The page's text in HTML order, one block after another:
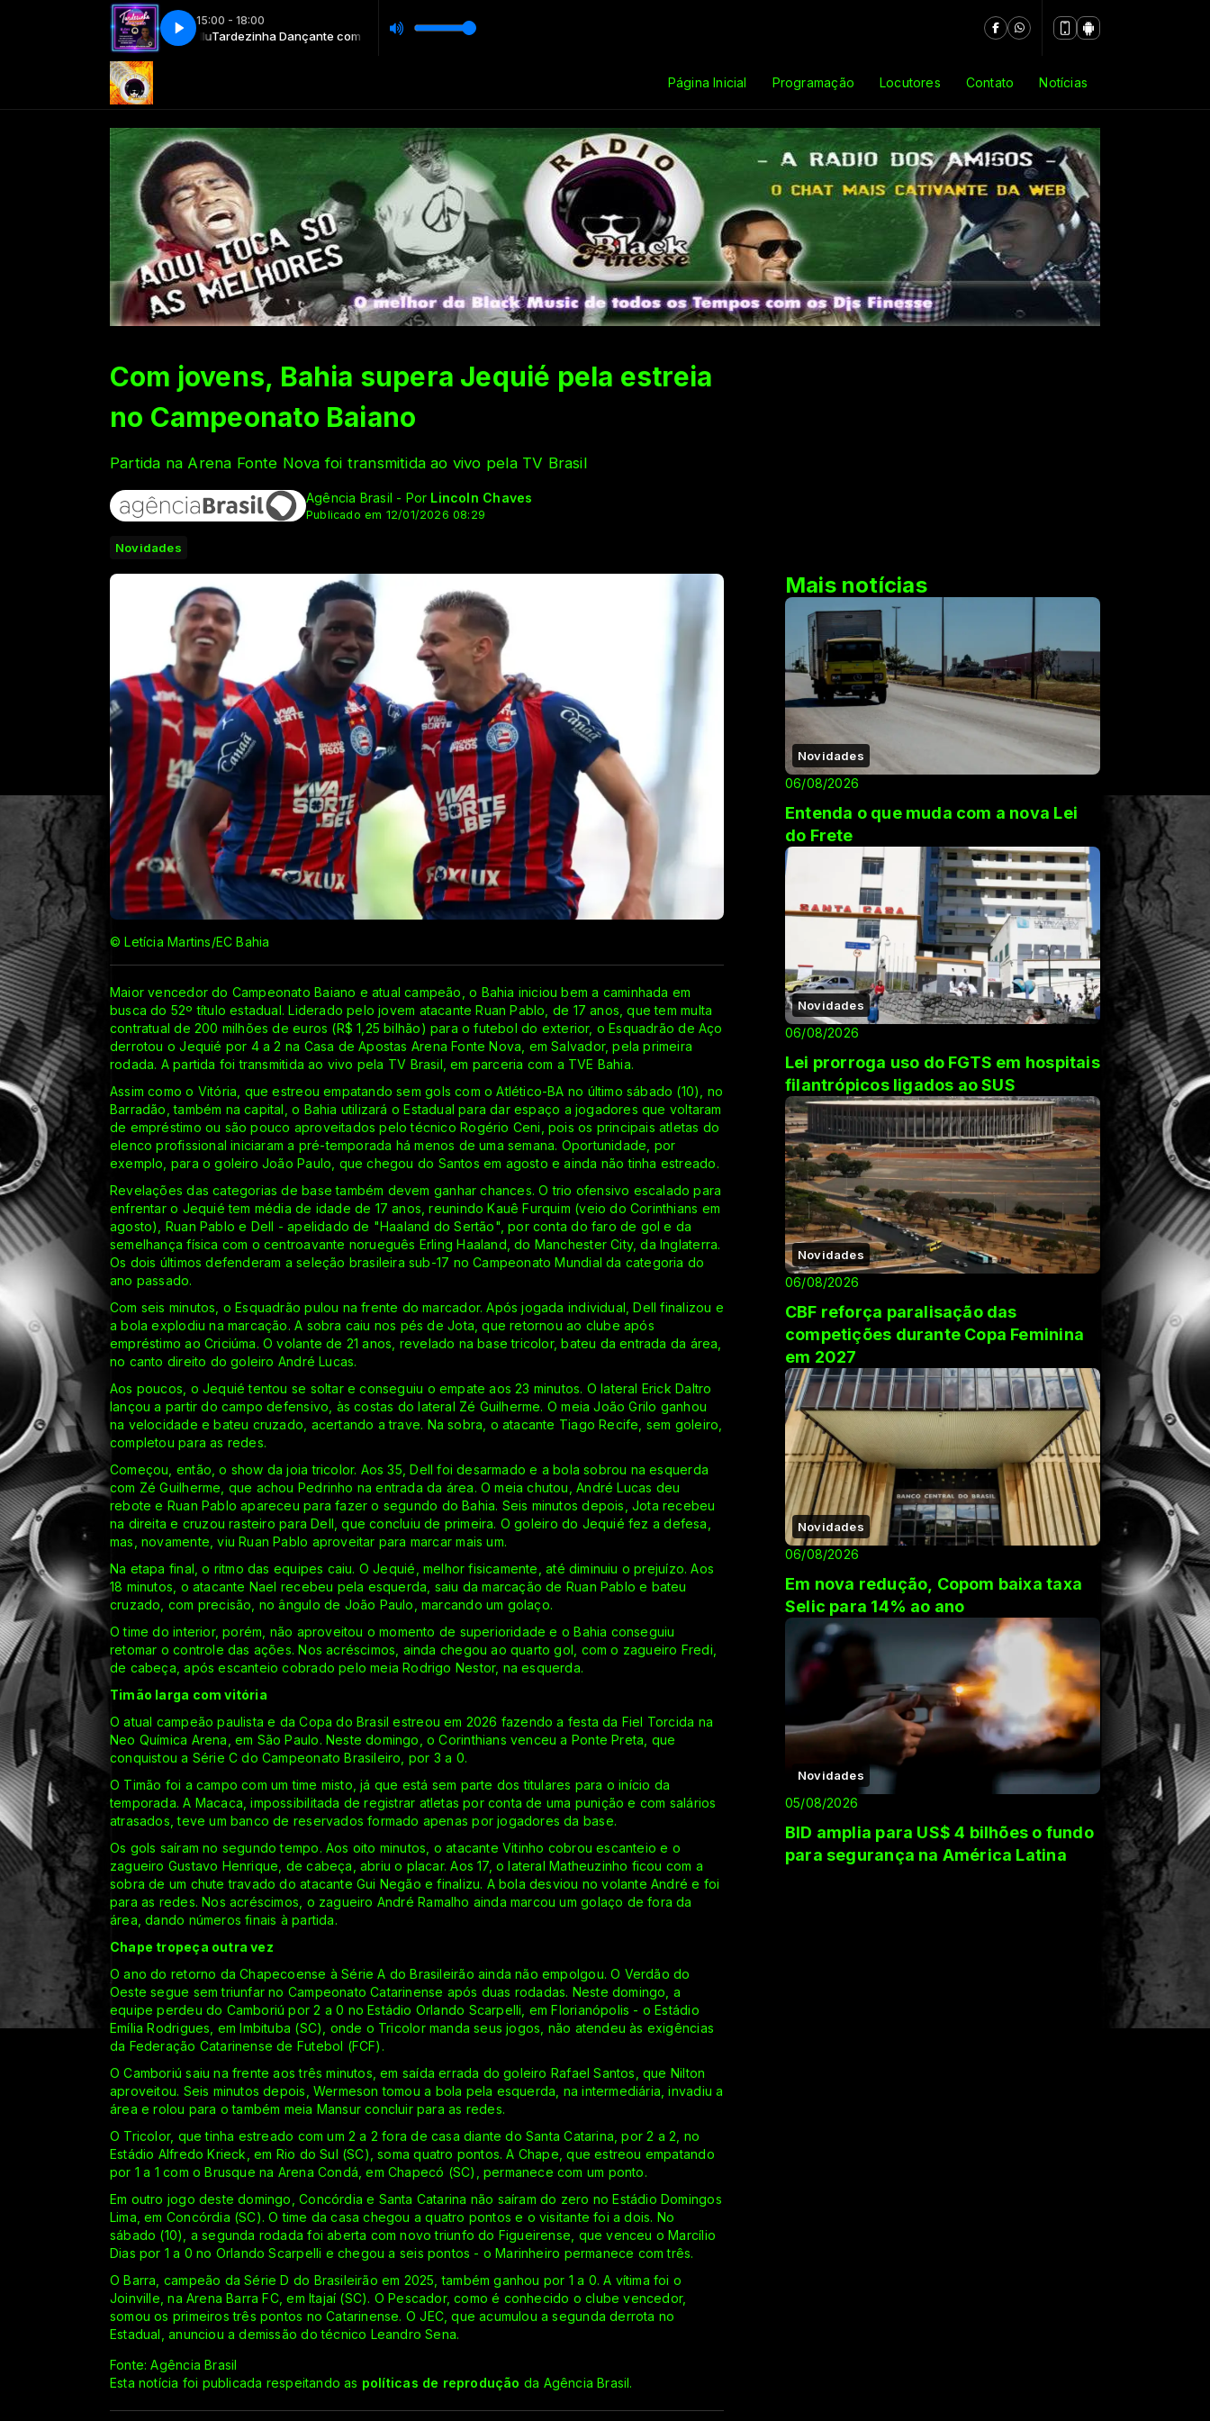
15:00 - 18:00
Dançante com DJ Jhon Billu Tardezinha Dançante com DJ Jhon Billu
Página Inicial Programação Locutores Contato Notícias
Com jovens, Bahia supera Jequié pela estreia
no Campeonato Baiano
Partida na Arena Fonte Nova foi transmitida ao vivo pela TV Brasil
Agência Brasil - Por Lincoln Chaves
Publicado em 12/01/2026 08:29
Novidades
© Letícia Martins/EC Bahia
Maior vencedor do Campeonato Baiano e atual campeão, o Bahia iniciou bem a caminhada em
busca do 52º título estadual. Liderado pelo jovem atacante Ruan Pablo, de 17 anos, que tem multa
contratual de 200 milhões de euros (R$ 1,25 bilhão) para o futebol do exterior, o Esquadrão de Aço
derrotou o Jequié por 4 a 2 na Casa de Apostas Arena Fonte Nova, em Salvador, pela primeira
rodada. A partida foi transmitida ao vivo pela TV Brasil, em parceria com a TVE Bahia.
Assim como o Vitória, que estreou empatando sem gols com o Atlético-BA no último sábado (10), no
Barradão, também na capital, o Bahia utilizará o Estadual para dar espaço a jogadores que voltaram
de empréstimo ou são pouco aproveitados pelo técnico Rogério Ceni, pois os principais atletas do
elenco profissional iniciaram a pré-temporada há menos de uma semana. Oportunidade, por
exemplo, para o goleiro João Paulo, que chegou do Santos em agosto e ainda não tinha estreado.
Revelações das categorias de base também devem ganhar chances. O trio ofensivo escalado para
enfrentar o Jequié tem média de idade de 17 anos, reunindo Kauê Furquim (veio do Corinthians em
agosto), Ruan Pablo e Dell - apelidado de "Haaland do Sertão", por conta do faro de gol e da
semelhança física com o centroavante norueguês Erling Haaland, do Manchester City, da Inglaterra.
Os dois últimos defenderam a seleção brasileira sub-17 no Campeonato Mundial da categoria do
ano passado.
Com seis minutos, o Esquadrão pulou na frente do marcador. Após jogada individual, Dell finalizou e
a bola explodiu na marcação. A sobra caiu nos pés de Jota, que retornou ao clube após
empréstimo ao Criciúma. O volante de 21 anos, revelado na base tricolor, bateu da entrada da área,
no canto direito do goleiro André Lucas.
Aos poucos, o Jequié tentou se soltar e conseguiu o empate aos 23 minutos. O lateral Erick Daltro
lançou a partir do campo defensivo, às costas do lateral Zé Guilherme. O meia João Grilo ganhou
na velocidade e bateu cruzado, acertando a trave. Na sobra, o atacante Tiago Recife, sem goleiro,
completou para as redes.
Começou, então, o show da joia tricolor. Aos 35, Dell foi desarmado e a bola sobrou na esquerda
com Zé Guilherme, que achou Pedrinho na entrada da área. O meia chutou, André Lucas deu
rebote e Ruan Pablo apareceu para fazer o segundo do Bahia. Seis minutos depois, Jota recebeu
na direita e cruzou rasteiro para Dell, que concluiu de primeira. O goleiro do Jequié fez a defesa,
mas, novamente, viu Ruan Pablo aproveitar para marcar mais um.
Na etapa final, o ritmo das equipes caiu. O Jequié, melhor fisicamente, até diminuiu o prejuízo. Aos
18 minutos, o atacante Nael recebeu pela esquerda, saiu da marcação de Ruan Pablo e bateu
cruzado, com precisão, no ângulo de João Paulo, marcando um golaço.
O time do interior, porém, não aproveitou o momento de superioridade e o Bahia conseguiu
retomar o controle das ações. Nos acréscimos, ainda chegou ao quarto gol, com o zagueiro Fredi,
de cabeça, após escanteio cobrado pelo meia Rodrigo Nestor, na esquerda.
Timão larga com vitória
O atual campeão paulista e da Copa do Brasil estreou em 2026 fazendo a festa da Fiel Torcida na
Neo Química Arena, em São Paulo. Neste domingo, o Corinthians venceu a Ponte Preta, que
conquistou a Série C do Campeonato Brasileiro, por 3 a 0.
O Timão foi a campo com um time misto, já que está sem parte dos titulares para o início da
temporada. A Macaca, impossibilitada de registrar atletas por conta de uma punição e com salários
atrasados, teve um banco de reservados formado apenas por jogadores da base.
Os gols saíram no segundo tempo. Aos oito minutos, o atacante Vitinho cobrou escanteio e o
zagueiro Gustavo Henrique, de cabeça, abriu o placar. Aos 17, o lateral Matheuzinho ficou com a
sobra de um chute travado do atacante Gui Negão e finalizu. A bola desviou no volante André e foi
para as redes. Nos acréscimos, o zagueiro André Ramalho ainda marcou um golaço de fora da
área, dando números finais à partida.
Chape tropeça outra vez
O ano do retorno da Chapecoense à Série A do Brasileirão ainda não empolgou. O Verdão do
Oeste segue sem triunfar no Campeonato Catarinense após duas rodadas. Neste domingo, a
equipe perdeu do Camboriú por 2 a 0 no Estádio Orlando Scarpelli, em Florianópolis - o Estádio
Emília Rodrigues, em Imbituba (SC), onde o Tricolor manda seus jogos, não atendeu às exigências
da Federação Catarinense de Futebol (FCF).
O Camboriú saiu na frente aos três minutos, em saída errada do goleiro Rafael Santos, que Nilton
aproveitou. Seis minutos depois, Wermeson tomou a bola pela esquerda, na intermediária, invadiu a
área e rolou para o também meia Mansur concluir para as redes.
O Tricolor, que tinha estreado com um 2 a 2 fora de casa diante do Santa Catarina, por 2 a 2, no
Estádio Alfredo Krieck, em Rio do Sul (SC), soma quatro pontos. A Chape, que estreou empatando
por 1 a 1 com o Brusque na Arena Condá, em Chapecó (SC), permanece com um ponto.
Em outro jogo deste domingo, Concórdia e Santa Catarina não saíram do zero no Estádio Domingos
Lima, em Concórdia (SC). O time da casa chegou a quatro pontos e o visitante foi a dois. No
sábado (10), a segunda rodada foi aberta com novo triunfo do Figueirense, que venceu o Marcílio
Dias por 1 a 0 no Orlando Scarpelli e chegou a seis pontos - o Marinheiro permanece com três.
O Barra, campeão da Série D do Brasileirão em 2025, também ganhou por 1 a 0. A vítima foi o
Joinville, na Arena Barra FC, em Itajaí (SC). O Pescador, como é conhecido o clube vencedor,
somou os primeiros três pontos no Catarinense. O JEC, que acumulou a segunda derrota no
Estadual, anunciou a demissão do técnico Leandro Sena.
Fonte: Agência Brasil
Esta notícia foi publicada respeitando as políticas de reprodução da Agência Brasil.
Mais notícias
Novidades
06/08/2026
Entenda o que muda com a nova Lei
do Frete
Novidades
06/08/2026
Lei prorroga uso do FGTS em hospitais
filantrópicos ligados ao SUS
Novidades
06/08/2026
CBF reforça paralisação das
competições durante Copa Feminina
em 2027
Novidades
06/08/2026
Em nova redução, Copom baixa taxa
Selic para 14% ao ano
Novidades
05/08/2026
BID amplia para US$ 4 bilhões o fundo
para segurança na América Latina